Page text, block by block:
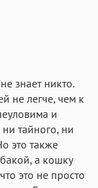
Times
Аа
New York
Аа
Times New Roman
знает никто.
не легче, чем к
и
тайного, ни
это также
а кошку
это не просто